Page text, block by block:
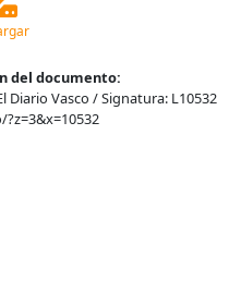
del documento:
Diario Vasco / Signatura: L10532